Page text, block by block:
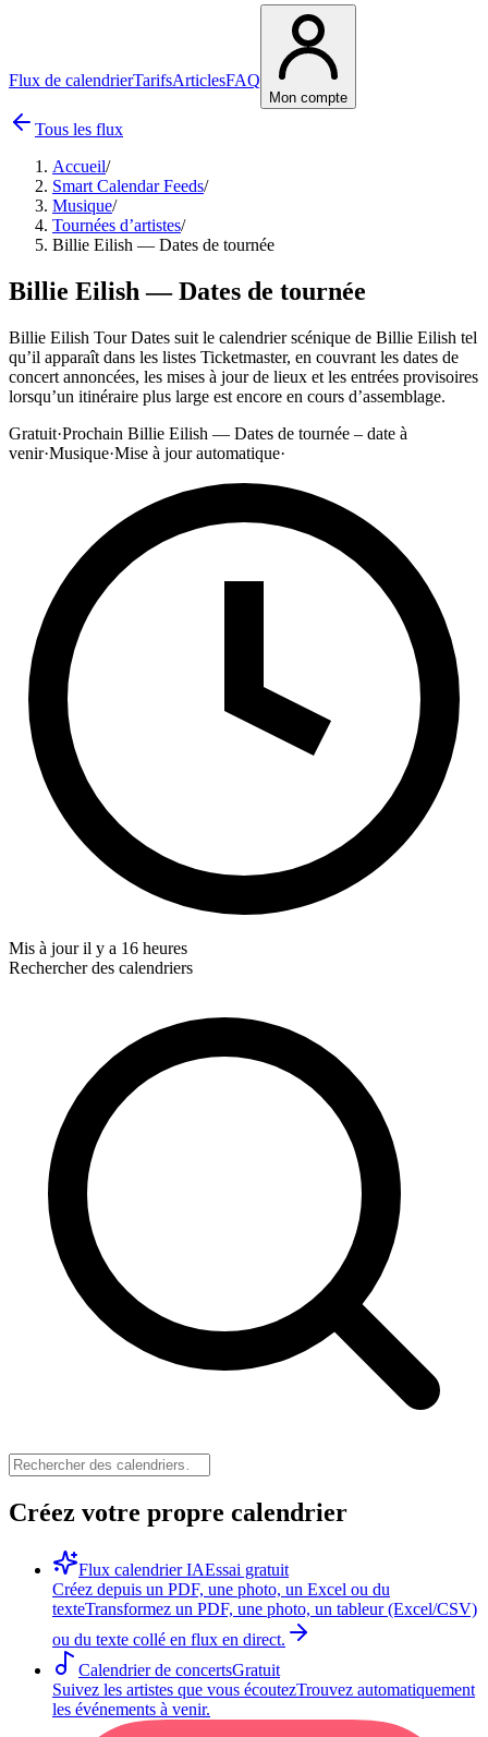
Flux de calendrierTarifsArticlesFAQ
Mon compte
Tous les flux
Accueil/
Smart Calendar Feeds/
Musique/
Tournées d’artistes/
Billie Eilish — Dates de tournée
Billie Eilish — Dates de tournée
Billie Eilish Tour Dates suit le calendrier scénique de Billie Eilish tel
qu’il apparaît dans les listes Ticketmaster, en couvrant les dates de
concert annoncées, les mises à jour de lieux et les entrées provisoires
lorsqu’un itinéraire plus large est encore en cours d’assemblage.
Gratuit·Prochain Billie Eilish — Dates de tournée – date à
venir·Musique·Mise à jour automatique·
Mis à jour il y a 16 heures
Rechercher des calendriers
Créez votre propre calendrier
Flux calendrier IAEssai gratuit
Créez depuis un PDF, une photo, un Excel ou du
texteTransformez un PDF, une photo, un tableur (Excel/CSV)
ou du texte collé en flux en direct.
Calendrier de concertsGratuit
Suivez les artistes que vous écoutezTrouvez automatiquement
les événements à venir.